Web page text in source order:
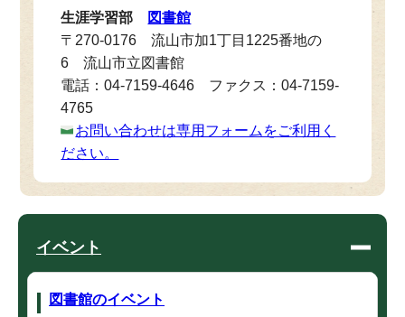
生涯学習部
図書館
〒270-0176 流山市加1丁目1225番地の
6 流山市立図書館
電話：04-7159-4646 ファクス：04-7159-
4765
お問い合わせは専用フォームをご利用く
ださい。
イベント
図書館のイベント